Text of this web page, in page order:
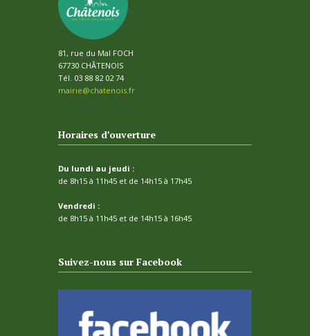
81, rue du Mal FOCH
67730 CHÂTENOIS
Tél. 03 88 82 02 74
mairie@chatenois.fr
Horaires d’ouverture
Du lundi au jeudi :
de 8h15 à 11h45 et de 14h15 à 17h45
Vendredi :
de 8h15 à 11h45 et de 14h15 à 16h45
Suivez-nous sur Facebook